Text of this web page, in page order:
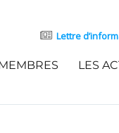
Lettre
LES